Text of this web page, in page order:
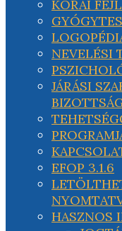
KORAI
NEVELÉSI
JÁRÁSI
EFOP 3.1.6
HASZNOS